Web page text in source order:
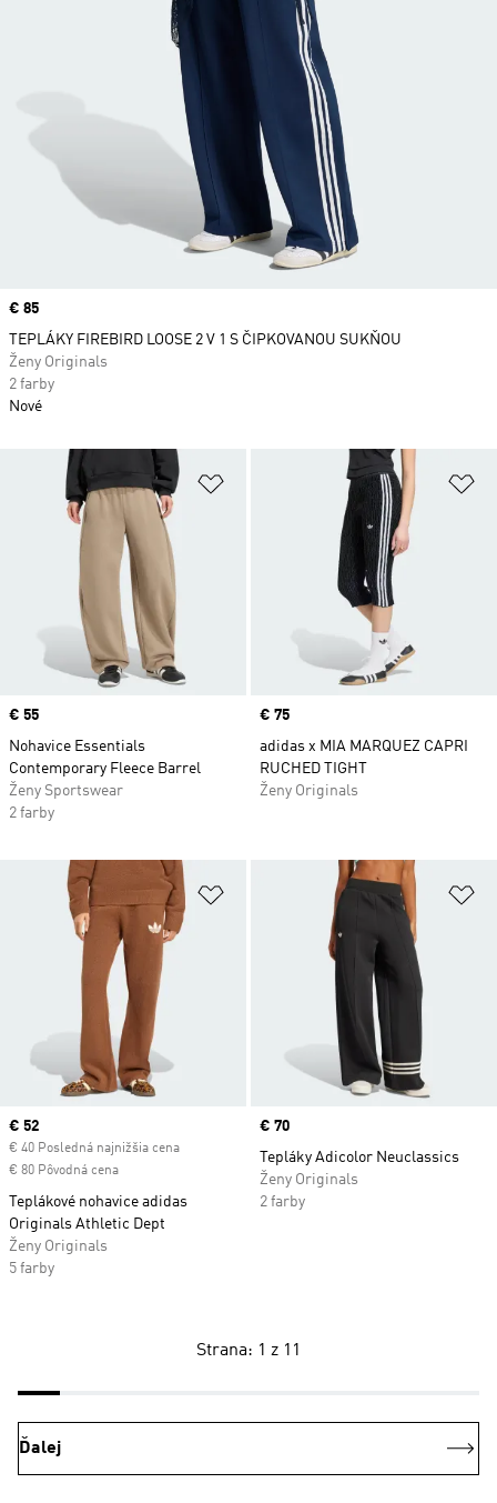
Pridať do zoznamu želaných
Price
€ 55
Nohavice Essentials
Contemporary Fleece Barrel
Ženy Sportswear
2 farby
Price
€ 75
adidas x MIA MARQUEZ CAPRI
RUCHED TIGHT
Ženy Originals
Pridať do zoznamu želaných
Current price
€ 52
€ 40 Posledná najnižšia cena
€ 80 Pôvodná cena
Teplákové nohavice adidas
Originals Athletic Dept
Ženy Originals
5 farby
Price
€ 70
Tepláky Adicolor Neuclassics
Ženy Originals
2 farby
Price
€ 85
TEPLÁKY FIREBIRD LOOSE 2 V 1 S ČIPKOVANOU SUKŇOU
Ženy Originals
2 farby
Nové
Strana: 1 z 11
Ďalej